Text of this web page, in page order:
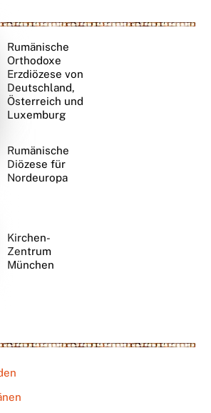
Rumänische
Orthodoxe
Erzdiözese von
Deutschland,
Österreich und
Luxemburg
Rumänische
Diözese für
Nordeuropa
Kirchen-
Zentrum
München